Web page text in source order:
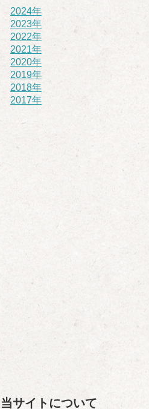
2024年
2023年
2022年
2021年
2020年
2019年
2018年
2017年
当サイトについて